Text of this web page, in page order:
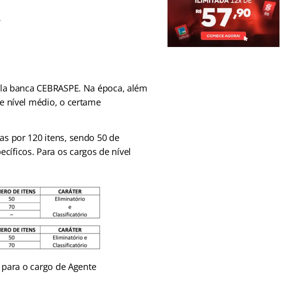
CEBRASPE. Na época, além
nível médio, o certame
por 120 itens, sendo 50 de
Para os cargos de nível
o cargo de Agente